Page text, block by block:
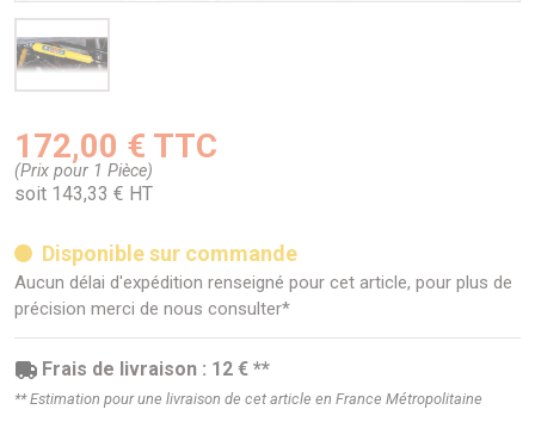
172,00 € TTC
(Prix pour 1 Pièce)
soit 143,33 € HT
Disponible sur commande
Aucun délai d'expédition renseigné pour cet article, pour plus de
précision merci de nous consulter*
Frais de livraison : 12 € **
** Estimation pour une livraison de cet article en France Métropolitaine